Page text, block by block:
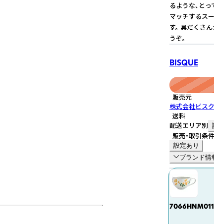
るような、と
マッチするス
す。 具だくさ
うぞ。
BISQUE
販売元
株式会社ビスク
送料
配送エリア別
販売・取引条件
設定あり
ブランド情
7066HNM011